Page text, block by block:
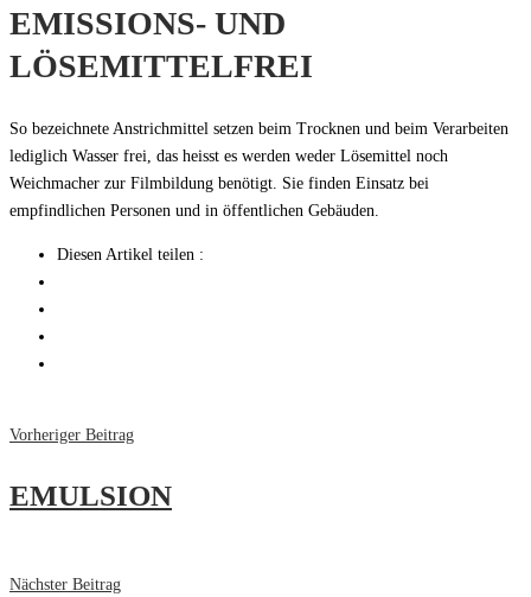
EMISSIONS- UND
LÖSEMITTELFREI
So bezeichnete Anstrichmittel setzen beim Trocknen und beim Verarbeiten
lediglich Wasser frei, das heisst es werden weder Lösemittel noch
Weichmacher zur Filmbildung benötigt. Sie finden Einsatz bei
empfindlichen Personen und in öffentlichen Gebäuden.
Diesen Artikel teilen :
Vorheriger Beitrag
EMULSION
Nächster Beitrag